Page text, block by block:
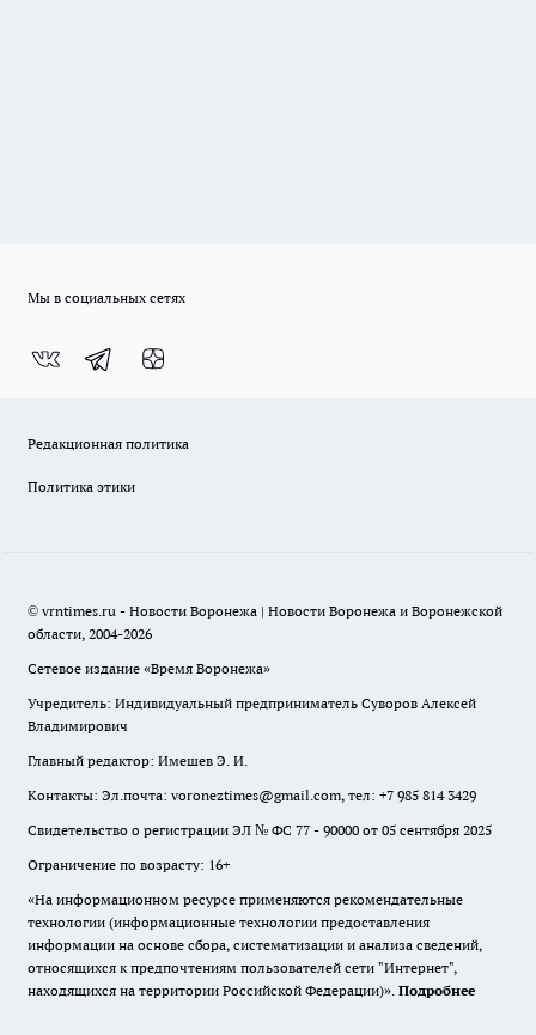
Мы в социальных сетях
Редакционная политика
Политика этики
© vrntimes.ru - Новости Воронежа | Новости Воронежа и Воронежской
области, 2004-2026
Сетевое издание «Время Воронежа»
Учредитель: Индивидуальный предприниматель Суворов Алексей
Владимирович
Главный редактор: Имешев Э. И.
Контакты: Эл.почта: voroneztimes@gmail.com, тел: +7 985 814 3429
Свидетельство о регистрации ЭЛ № ФС 77 - 90000 от 05 сентября 2025
Ограничение по возрасту: 16+
«На информационном ресурсе применяются рекомендательные
технологии (информационные технологии предоставления
информации на основе сбора, систематизации и анализа сведений,
относящихся к предпочтениям пользователей сети "Интернет",
находящихся на территории Российской Федерации)». Подробнее